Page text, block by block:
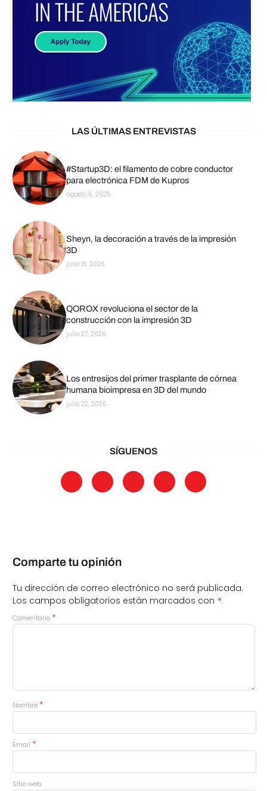
LAS ÚLTIMAS ENTREVISTAS
#Startup3D: el filamento de cobre conductor
para electrónica FDM de Kupros
agosto 6, 2026
Sheyn, la decoración a través de la impresión
3D
julio 31, 2026
QOROX revoluciona el sector de la
construcción con la impresión 3D
julio 27, 2026
Los entresijos del primer trasplante de córnea
humana bioimpresa en 3D del mundo
julio 22, 2026
SÍGUENOS
Comparte tu opinión
Tu dirección de correo electrónico no será publicada.
Los campos obligatorios están marcados con *
Comentario *
Nombre *
Email *
Sitio web